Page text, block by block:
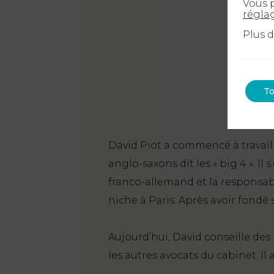
David Piot a commencé à
anglo-saxons dit les « big 4 ». Il
franco-allemand et la
niche à Paris. Après avoir fondé
Aujourd’hui, David conseille
les autres avocats du cabinet.
Vous
Plus